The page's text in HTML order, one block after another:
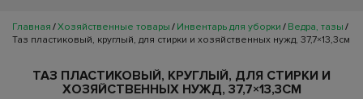
Главная Хозяйственные товары Инвентарь для уборки
Ведра, тазы
Таз пластиковый, круглый, для стирки и хозяйственных нужд, 37,7×13,3см
ТАЗ ПЛАСТИКОВЫЙ, КРУГЛЫЙ, ДЛЯ СТИРКИ И
ХОЗЯЙСТВЕННЫХ НУЖД, 37,7×13,3СМ